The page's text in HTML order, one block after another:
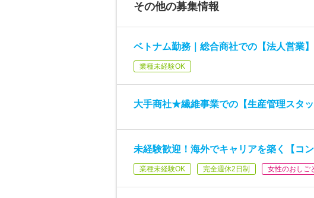
その他の募集情報
ベトナム勤務｜総合商社での【法人営業
業種未経験OK
大手商社★繊維事業での【生産管理スタ
未経験歓迎！海外でキャリアを築く【コ
業種未経験OK 完全週休2日制 女性のおしご